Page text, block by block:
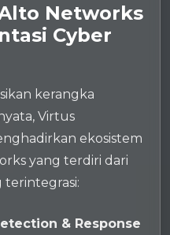
Networks
Cyber
kerangka
Virtus
ekosistem
yang terdiri dari
& Response